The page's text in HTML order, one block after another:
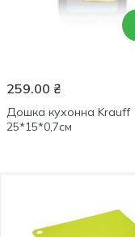
259.00 ₴
Дошка кухонна Krauff
25*15*0,7см